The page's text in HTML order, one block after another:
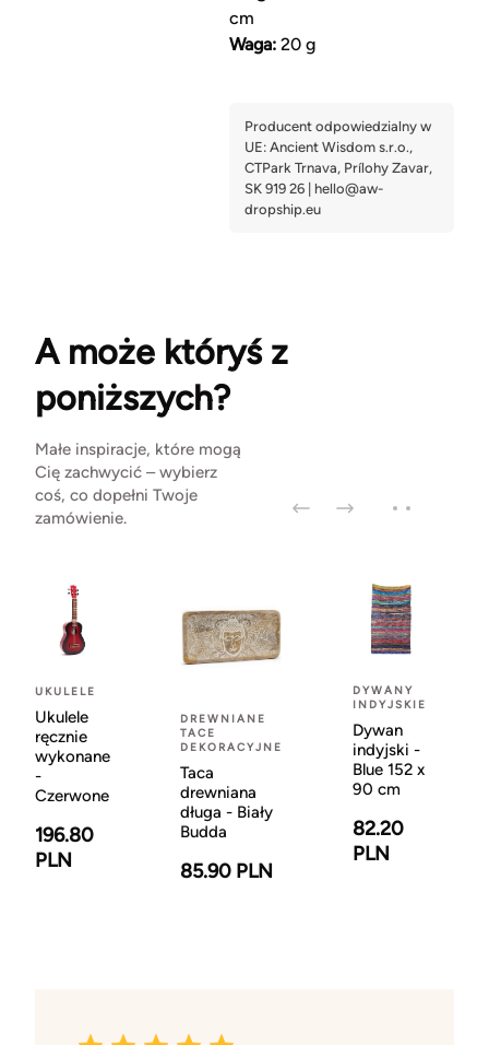
cm
Waga:20 g
A może któryś z
poniższych?
Małe inspiracje, które mogą
Cię zachwycić – wybierz
coś, co dopełni Twoje
zamówienie.
UKULELE
Ukulele
ręcznie
wykonane
-
Czerwone
196.80
PLN
DREWNIANE
TACE
DEKORACYJNE
Taca
drewniana
długa - Biały
Budda
85.90 PLN
DYWANY
INDYJSKIE
Dywan
indyjski -
Blue 152 x
90 cm
82.20
PLN